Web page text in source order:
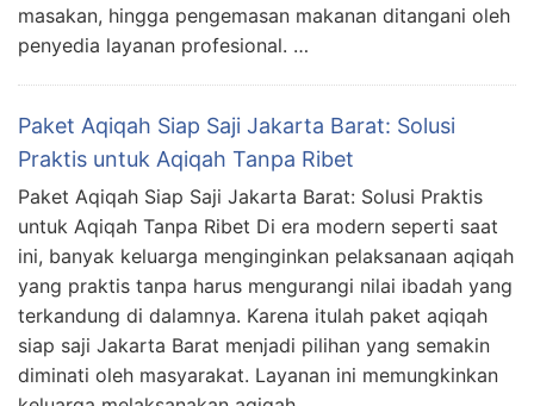
masakan, hingga pengemasan makanan ditangani oleh
penyedia layanan profesional. …
Paket Aqiqah Siap Saji Jakarta Barat: Solusi
Praktis untuk Aqiqah Tanpa Ribet
Paket Aqiqah Siap Saji Jakarta Barat: Solusi Praktis
untuk Aqiqah Tanpa Ribet Di era modern seperti saat
ini, banyak keluarga menginginkan pelaksanaan aqiqah
yang praktis tanpa harus mengurangi nilai ibadah yang
terkandung di dalamnya. Karena itulah paket aqiqah
siap saji Jakarta Barat menjadi pilihan yang semakin
diminati oleh masyarakat. Layanan ini memungkinkan